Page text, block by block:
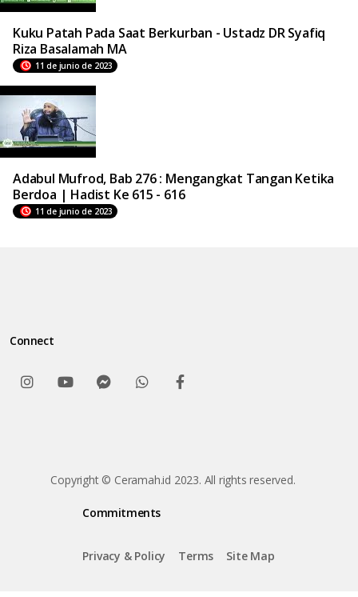
Kuku Patah Pada Saat Berkurban - Ustadz DR Syafiq
Riza Basalamah MA
11 de junio de 2023
Adabul Mufrod, Bab 276 : Mengangkat Tangan Ketika
Berdoa | Hadist Ke 615 - 616
11 de junio de 2023
Connect
Copyright © Ceramah.id 2023. All rights reserved.
Commitments
Privacy & Policy Terms Site Map